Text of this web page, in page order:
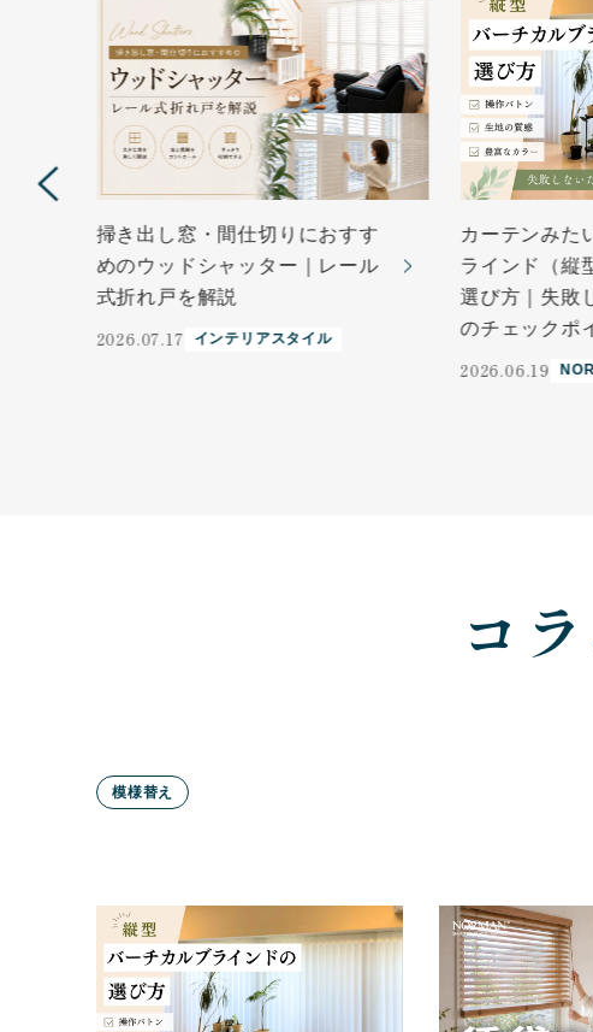
掃き出し窓・間仕切りにおすす
めのウッドシャッター｜レール
式折れ戸を解説
2026.07.17 インテリアスタイル
カーテンみた
ラインド（縦
選び方｜失敗
のチェックポ
2026.06.19
コ
模様替え